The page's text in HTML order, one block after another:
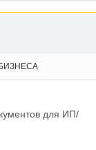
для ИП/